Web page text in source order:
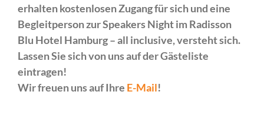
erhalten kostenlosen Zugang für sich und eine
Begleitperson zur Speakers Night im Radisson
Blu Hotel Hamburg – all inclusive, versteht sich.
Lassen Sie sich von uns auf der Gästeliste
eintragen!
Wir freuen uns auf Ihre E-Mail!